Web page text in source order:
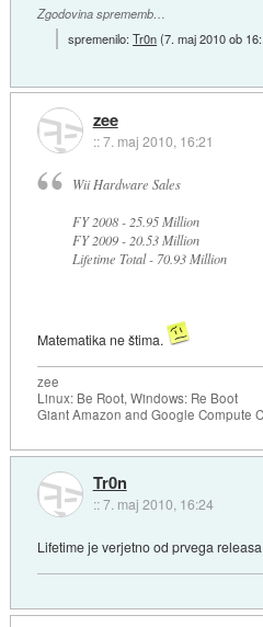
Zgodovina sprememb…
spremenilo:Tr0n(7. maj 2010 ob
zee
::7. maj 2010, 16:21
Wii Hardware Sales
FY 2008 - 25.95 Million
FY 2009 - 20.53 Million
Lifetime Total - 70.93 Million
Matematika ne štima.
zee
Linux: Be Root, Windows: Re Boot
Giant Amazon and Google Compute
Tr0n
::7. maj 2010, 16:24
Lifetime je verjetno od prvega